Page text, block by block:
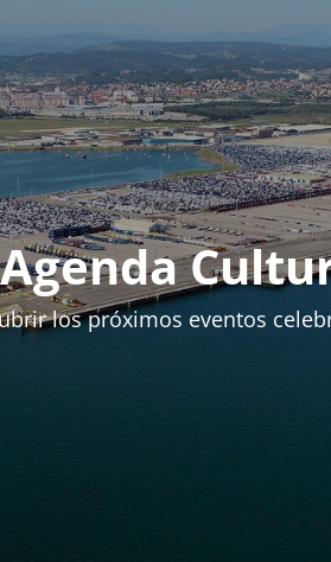
Agenda
los próximos eventos